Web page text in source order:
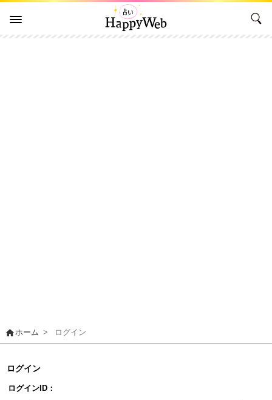
homeホーム > ログイン
ログイン
ログインID：